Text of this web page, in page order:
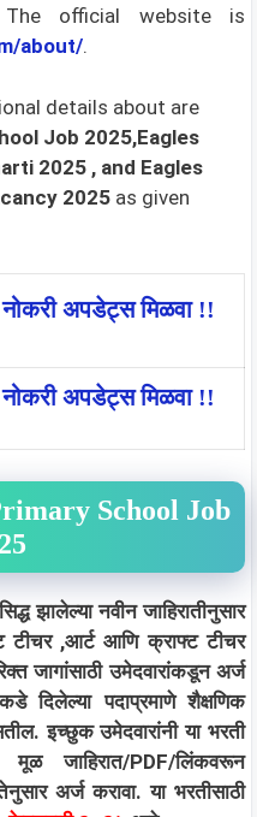
official website is
about/.
details about are
Job 2025,Eagles
2025 , and Eagles
2025 as given
नोकरी अपडेट्स मिळवा !!
अपडेट्स मिळवा !!
School Job
झालेल्या नवीन जाहिरातीनुसार
टीचर ,आर्ट आणि क्राफ्ट टीचर
जागांसाठी उमेदवारांकडून अर्ज
दिलेल्या पदाप्रमाणे शैक्षणिक
इच्छुक उमेदवारांनी या भरती
जाहिरात/PDF/लिंकवरून
अर्ज करावा. या भरतीसाठी